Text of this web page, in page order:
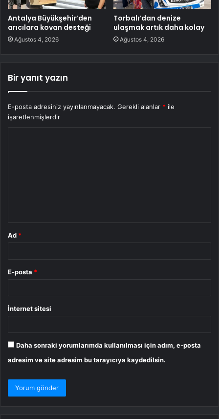
Antalya Büyükşehir’den
arıcılara kovan desteği
Ağustos 4, 2026
Torbalı’dan denize
ulaşmak artık daha kolay
Ağustos 4, 2026
Bir yanıt yazın
E-posta adresiniz yayınlanmayacak. Gerekli alanlar * ile
işaretlenmişlerdir
Ad *
E-posta *
İnternet sitesi
Daha sonraki yorumlarımda kullanılması için adım, e-posta
adresim ve site adresim bu tarayıcıya kaydedilsin.